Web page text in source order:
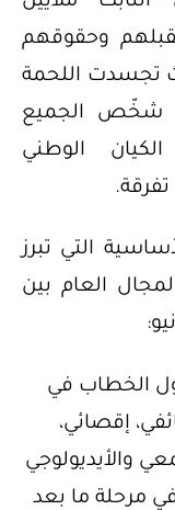
وحقوقهم
تجسدت اللحمة
شخّص الجميع
الوطني
التي تبرز
العام بين
الخطاب في
إقصائي،
والأيديولوجي
مرحلة ما بعد